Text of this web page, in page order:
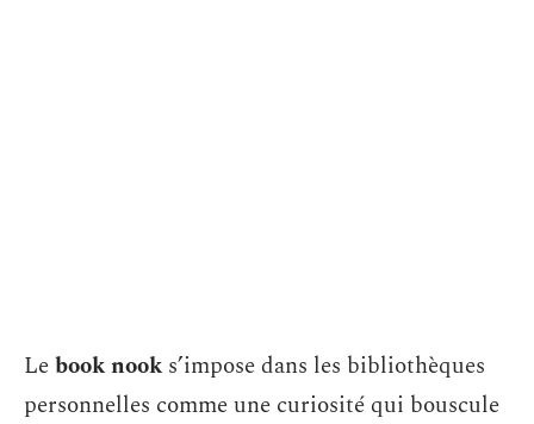
Lebook nooks’impose dans les bibliothèques
personnelles comme une curiosité qui bouscule